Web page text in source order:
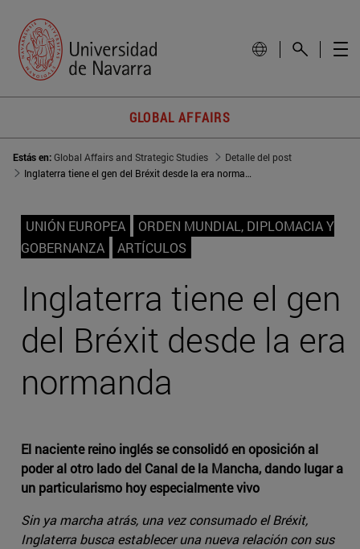
GLOBAL AFFAIRS
Estás en:Global Affairs and Strategic Studies
Detalle del post
Inglaterra tiene el gen del Bréxit desde la era normanda
UNIÓN EUROPEA
ORDEN MUNDIAL, DIPLOMACIA Y
GOBERNANZA
ARTÍCULOS
Inglaterra tiene el gen
del Bréxit desde la era
normanda
El naciente reino inglés se consolidó en oposición al
poder al otro lado del Canal de la Mancha, dando lugar a
un particularismo hoy especialmente vivo
Sin ya marcha atrás, una vez consumado el Bréxit,
Inglaterra busca establecer una nueva relación con sus